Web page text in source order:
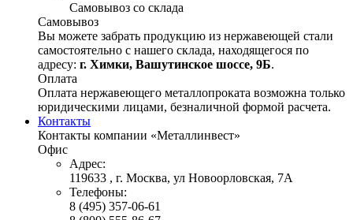
Самовывоз со склада
Самовывоз
Вы можете забрать продукцию из нержавеющей стали
самостоятельно с нашего склада, находящегося по
адресу: г. Химки, Вашутинское шоссе, 9Б.
Оплата
Оплата нержавеющего металлопроката возможна только
юридическими лицами, безналичной формой расчета.
Контакты
Контакты компании «Металлинвест»
Офис
Адрес:
119633 , г. Москва, ул Новоорловская, 7А
Телефоны:
8 (495) 357-06-61